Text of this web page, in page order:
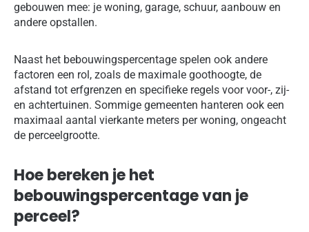
gebouwen mee: je woning, garage, schuur, aanbouw en
andere opstallen.
Naast het bebouwingspercentage spelen ook andere
factoren een rol, zoals de maximale goothoogte, de
afstand tot erfgrenzen en specifieke regels voor voor-, zij-
en achtertuinen. Sommige gemeenten hanteren ook een
maximaal aantal vierkante meters per woning, ongeacht
de perceelgrootte.
Hoe bereken je het
bebouwingspercentage van je
perceel?